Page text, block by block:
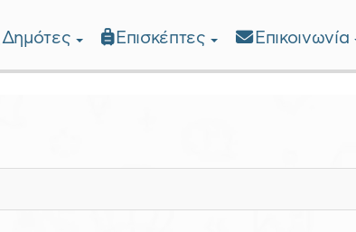
Δημότες Επισκέπτες Επικοινωνία